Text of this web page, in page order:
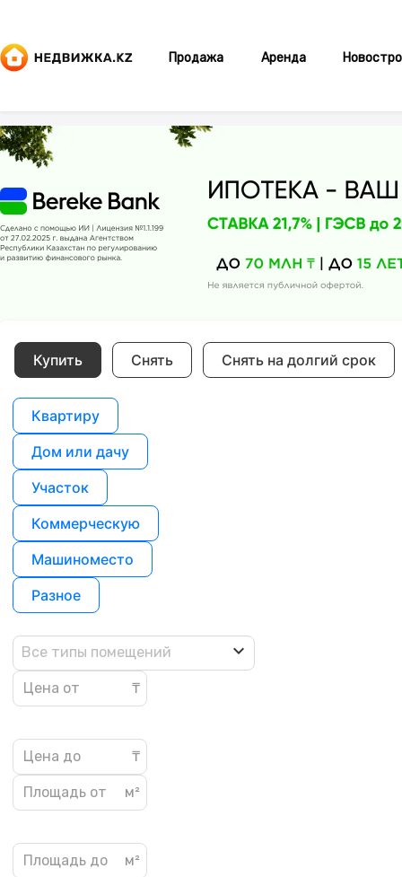
Продажа Аренда
Купить Снять Снять на долгий срок
Квартиру
Дом или дачу
Участок
Коммерческую
Машиноместо
Разное
Все типы помещений